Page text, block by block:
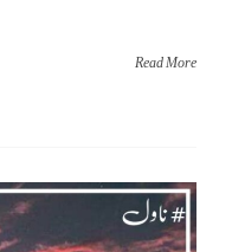
Read More